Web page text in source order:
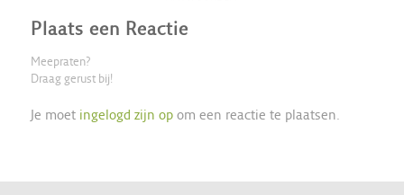
Plaats een Reactie
Meepraten?
Draag gerust bij!
Je moet ingelogd zijn opom een reactie te plaatsen.